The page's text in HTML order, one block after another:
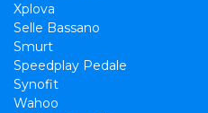
Xplova
Selle Bassano
Smurt
Speedplay Pedale
Synofit
Wahoo